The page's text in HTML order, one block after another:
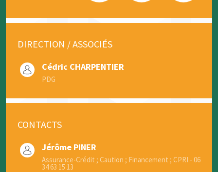
DIRECTION / ASSOCIÉS
Cédric CHARPENTIER
PDG
CONTACTS
Jérôme PINER
Assurance-Crédit ; Caution ; Financement ; CPRI - 06
34 63 15 13